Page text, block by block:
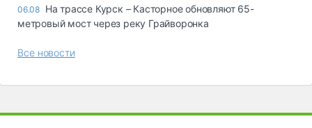
06.08 На трассе Курск – Касторное обновляют 65-
метровый мост через реку Грайворонка
Все новости